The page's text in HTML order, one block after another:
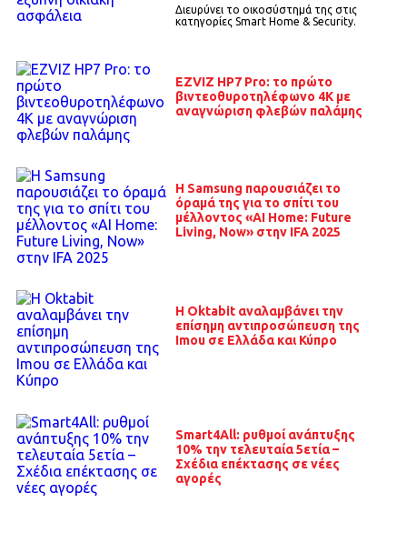
Διευρύνει το οικοσύστημά της στις
κατηγορίες Smart Home & Security.
EZVIZ HP7 Pro: το πρώτο
βιντεοθυροτηλέφωνο 4K με
αναγνώριση φλεβών παλάμης
Η Samsung παρουσιάζει το
όραμά της για το σπίτι του
μέλλοντος «AI Home: Future
Living, Now» στην IFA 2025
Η Oktabit αναλαμβάνει την
επίσημη αντιπροσώπευση της
Imou σε Ελλάδα και Κύπρο
Smart4All: ρυθμοί ανάπτυξης
10% την τελευταία 5ετία –
Σχέδια επέκτασης σε νέες
αγορές